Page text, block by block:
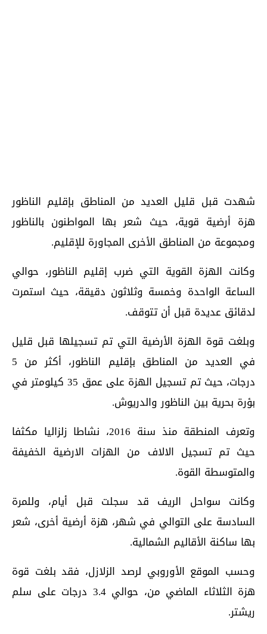
شهدت قبل قليل العديد من المناطق بإقليم الناظور
هزة أرضية قوية، حيث شعر بها المواطنون بالناظور
ومجموعة من المناطق الأخرى المجاورة للإقليم.
وكانت الهزة القوية التي ضرب إقليم الناظور، حوالي
الساعة الواحدة وخمسة وثلاثون دقيقة، حيث استمرت
لدقائق عديدة قبل أن تتوقف.
وبلغت قوة الهزة الأرضية التي تم تسجيلها قبل قليل
في العديد من المناطق بإقليم الناظور، أكثر من 5
درجات، حيث تم تسجيل الهزة على عمق 35 كيلومتر في
بؤرة بحرية بين الناظور والدريوش.
وتعرف المنطقة منذ سنة 2016، نشاطا زلزاليا مكثفا
حيث تم تسجيل الالاف من الهزات الارضية الخفيفة
والمتوسطة القوة.
وكانت سواحل الريف قد سجلت قبل أيام، وللمرة
السادسة على التوالي في شهر، هزة أرضية أخرى، شعر
بها ساكنة الأقاليم الشمالية.
وحسب الموقع الأوروبي لرصد الزلازل، فقد بلغت قوة
هزة الثلاثاء الماضي من، حوالي 3.4 درجات على سلم
ريشتر.